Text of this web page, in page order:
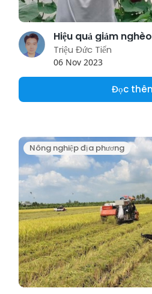
Triệu Đức Tiến
06 Nov 2023
Đọc
Nông nghiệp địa phương